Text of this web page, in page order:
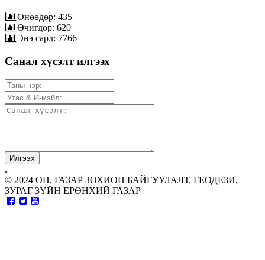
Өнөөдөр: 435
Өчигдөр: 620
Энэ сард: 7766
Санал хүсэлт илгээх
.
© 2024 ОН. ГАЗАР ЗОХИОН БАЙГУУЛАЛТ, ГЕОДЕЗИ,
ЗУРАГ ЗҮЙН ЕРӨНХИЙ ГАЗАР